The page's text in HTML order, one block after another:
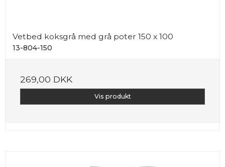
Vetbed koksgrå med grå poter 150 x 100
13-804-150
269,00 DKK
Vis produkt